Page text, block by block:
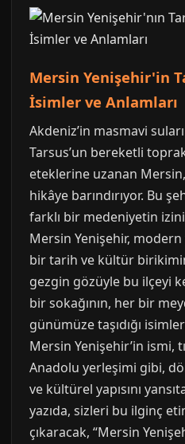
Mersin Yenişehir'in
İsimler ve Anlamları
Akdeniz’in masmavi
Tarsus’un bereketli
eteklerine uzanan
hikâye barındırıyor. Bu
farklı bir medeniyetin
Mersin Yenişehir,
bir tarih ve kültür
gezgin gözüyle bu ilçeyi
bir sokağının, her bir
günümüze taşıdığı
Mersin Yenişehir’in ismi,
Anadolu yerleşimi gibi,
ve kültürel yapısını
yazıda, sizleri bu ilginç
çıkaracak, “Mersin